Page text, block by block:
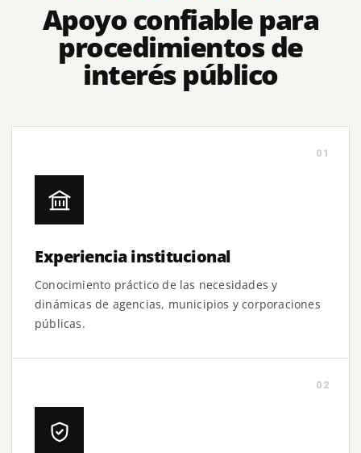
Apoyo confiable para
procedimientos de
interés público
01
Experiencia institucional
Conocimiento práctico de las necesidades y
dinámicas de agencias, municipios y corporaciones
públicas.
02